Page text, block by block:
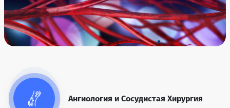
Ангиология и Сосудистая Хирургия